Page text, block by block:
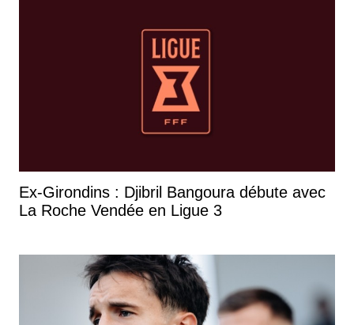
Ex-Girondins : Djibril Bangoura débute avec
La Roche Vendée en Ligue 3